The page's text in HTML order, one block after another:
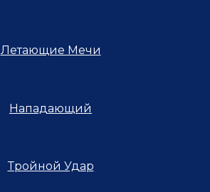
Летающие Мечи
Нападающий
Тройной Удар